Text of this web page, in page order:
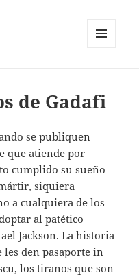
de Gadafi
se publiquen
que atiende por
cumplido su sueño
siquiera
a cualquiera de los
al patético
Jackson. La historia
les den pasaporte in
los tiranos que son